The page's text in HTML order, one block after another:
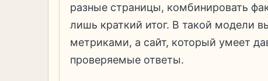
разные страницы, комбинировать
лишь краткий итог. В такой модели
метриками, а сайт, который умеет
проверяемые ответы.